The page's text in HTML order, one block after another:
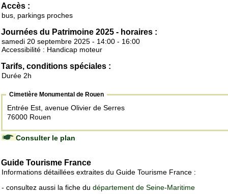
Accès :
bus, parkings proches
Journées du Patrimoine 2025 - horaires :
samedi 20 septembre 2025 - 14:00 - 16:00
Accessibilité : Handicap moteur
Tarifs, conditions spéciales :
Durée 2h
Cimetière Monumental de Rouen
Entrée Est, avenue Olivier de Serres
76000 Rouen
Consulter le plan
Guide Tourisme France
Informations détaillées extraites du Guide Tourisme France :
- consultez aussi la fiche du département de Seine-Maritime